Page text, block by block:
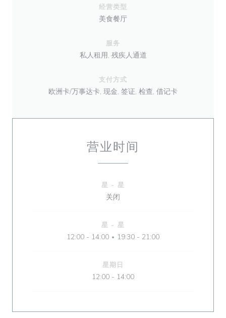
经营类型
美食餐厅
服务
私人租用, 残疾人通道
支付方式
欧洲卡/万事达卡, 现金, 签证, 检查, 借记卡
营业时间
星 - 星
关闭
星 - 星
12:00 - 14:00 • 19:30 - 21:00
星期日
12:00 - 14:00